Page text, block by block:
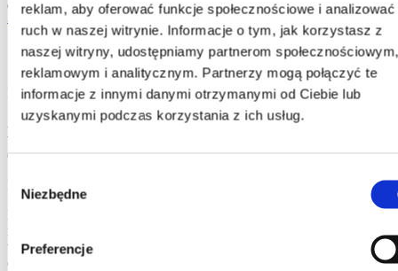
reklam, aby oferować funkcje społecznościowe i analizować
ruch w naszej witrynie. Informacje o tym, jak korzystasz z
naszej witryny, udostępniamy partnerom społecznościowym,
reklamowym i analitycznym. Partnerzy mogą połączyć te
informacje z innymi danymi otrzymanymi od Ciebie lub
uzyskanymi podczas korzystania z ich usług.
zgody
Niezbędne
Preferencje
2. Aluminium i zrównoważony rozwój
1. Aluminium, profile i Hydro
Rozpocznijmy tę książkę od krótkiego wprowadzenia.
Aluminium to lekki i wytrzymały materiał, który można
wielokrotnie poddawać obróbce wtórnej przy niskim nakładzie
energii i minimalnym wpływie na środowisko.
Profile aluminiowe mogą przybrać niemal każdą formę.
Hydro we współpracy ze swoimi klientami opracowuje komponenty
względem jakości, wzornictwa, wydajności energetycznej i
odpowiedzialności za środowisko.